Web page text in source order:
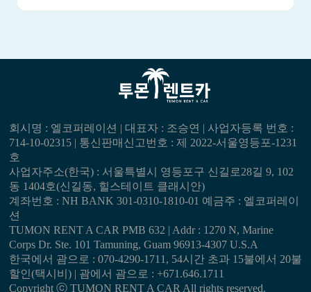
회시명 : 엘코퍼레이션 | 대표자 : 조승연 | 사업자등록 번호 :
714-10-02315 | 통신판매신고번호 : 제 2022-서울영등포-1231
호
사업자주소(한국) : 서울특별시 영등포구 신길로28길 9, 102
동 1404호(신길동, 힐스테이트 클래시안)
계좌번호 : NH BANK 301-0310-1810-01 예금주 : 엘코퍼레이
션
TUMON RENT A CAR PMB 632 | Addr : 1270 N, Marine
Corps Dr. Ste. 101 Tamuning, Guam 96913-4307 U.S.A
한국에서 괌으로 : 070-4290-1711, 54시간 초과 15불에서 20불
할인(택시비) | 괌에서 괌으로 : +671.646.1711
Copyright ⓒ TUMON RENT A CAR All rights reserved.